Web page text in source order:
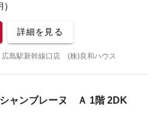
)
詳細を見る
島駅新幹線口店 (株)良和ハウス
シャンブレーヌ Ａ 1階 2DK